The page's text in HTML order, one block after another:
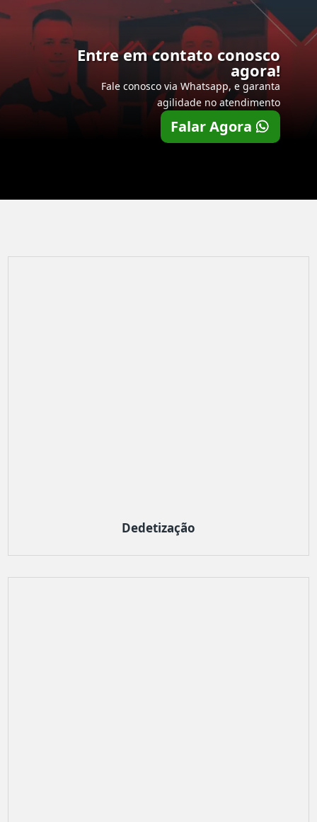
Entre em contato conosco
agora!
Fale conosco via Whatsapp, e garanta
agilidade no atendimento
Falar Agora
Dedetização